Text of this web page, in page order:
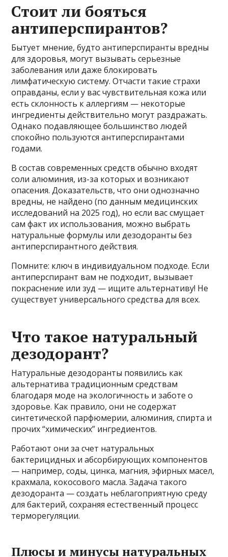
Стоит ли бояться
антиперспирантов?
Бытует мнение, будто антиперспиранты вредны
для здоровья, могут вызывать серьезные
заболевания или даже блокировать
лимфатическую систему. Отчасти такие страхи
оправданы, если у вас чувствительная кожа или
есть склонность к аллергиям — некоторые
ингредиенты действительно могут раздражать.
Однако подавляющее большинство людей
спокойно пользуются антиперспирантами
годами.
В состав современных средств обычно входят
соли алюминия, из-за которых и возникают
опасения. Доказательств, что они однозначно
вредны, не найдено (по данным медицинских
исследований на 2025 год), но если вас смущает
сам факт их использования, можно выбрать
натуральные формулы или дезодоранты без
антиперспирантного действия.
Помните: ключ в индивидуальном подходе. Если
антиперспирант вам не подходит, вызывает
покраснение или зуд — ищите альтернативу! Не
существует универсального средства для всех.
Что такое натуральный
дезодорант?
Натуральные дезодоранты появились как
альтернатива традиционным средствам
благодаря моде на экологичность и заботе о
здоровье. Как правило, они не содержат
синтетической парфюмерии, алюминия, спирта и
прочих “химических” ингредиентов.
Работают они за счет натуральных
бактерицидных и абсорбирующих компонентов
— например, соды, цинка, магния, эфирных масел,
крахмала, кокосового масла. Задача такого
дезодоранта — создать неблагоприятную среду
для бактерий, сохраняя естественный процесс
терморегуляции.
Плюсы и минусы натуральных